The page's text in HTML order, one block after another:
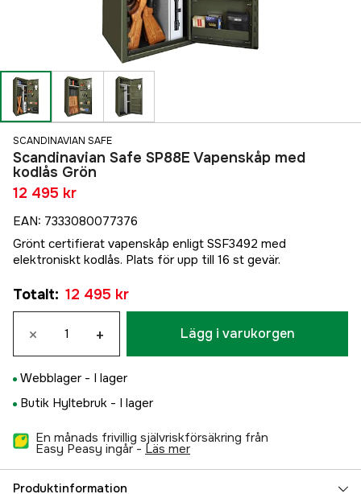
SCANDINAVIAN SAFE
Scandinavian Safe SP88E Vapenskåp med
kodlås Grön
12 495 kr
EAN: 7333080077376
Grönt certifierat vapenskåp enligt SSF3492 med
elektroniskt kodlås. Plats för upp till 16 st gevär.
Totalt: 12 495 kr
× + Lägg i varukorgen
Webblager - I lager
Butik Hyltebruk - I lager
En månads frivillig självriskförsäkring från
Easy Peasy ingår - läs mer
Produktinformation